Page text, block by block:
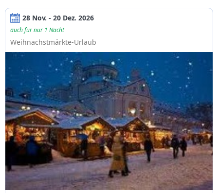
28 Nov. - 20 Dez. 2026
auch für nur 1 Nacht
Weihnachstmärkte-Urlaub